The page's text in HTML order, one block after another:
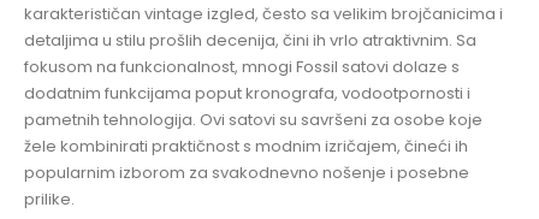
karakterističan vintage izgled, često sa velikim brojčanicima i
detaljima u stilu prošlih decenija, čini ih vrlo atraktivnim. Sa
fokusom na funkcionalnost, mnogi Fossil satovi dolaze s
dodatnim funkcijama poput kronografa, vodootpornosti i
pametnih tehnologija. Ovi satovi su savršeni za osobe koje
žele kombinirati praktičnost s modnim izričajem, čineći ih
popularnim izborom za svakodnevno nošenje i posebne
prilike.